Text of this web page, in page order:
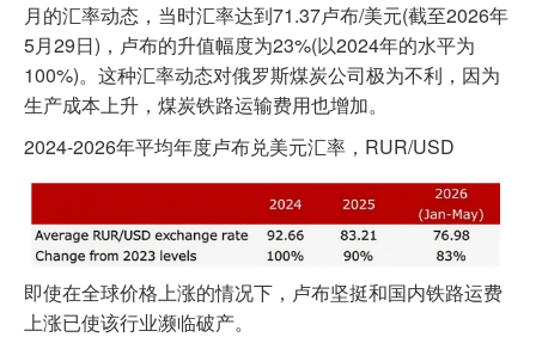
月的汇率动态，当时汇率达到71.37卢布/美元(截至2026年
5月29日)，卢布的升值幅度为23%(以2024年的水平为
100%)。这种汇率动态对俄罗斯煤炭公司极为不利，因为
生产成本上升，煤炭铁路运输费用也增加。
2024-2026年平均年度卢布兑美元汇率，RUR/USD
即使在全球价格上涨的情况下，卢布坚挺和国内铁路运费
上涨已使该行业濒临破产。